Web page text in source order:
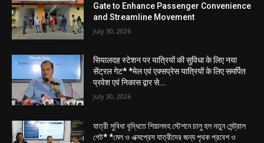
Gate to Enhance Passenger Convenience
and Streamline Movement
July 30, 2026
सियालदह स्टेशन पर यात्रियों की सुविधा के लिए नया
सेंट्रल गेट* *मेल एवं एक्सप्रेस यात्रियों के लिए समर्पित
प्रवेश एवं निकास द्वार से...
July 30, 2026
যাত্রী সুবিধা বৃদ্ধিতে শিয়ালদহ স্টেশনে চালু হল নতুন সেন্ট্রাল
গেট* *মেল ও এক্সপ্রেস যাত্রীদের জন্য পৃথক প্রবেশ ও